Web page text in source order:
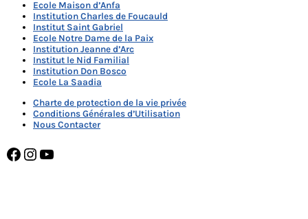
Ecole Maison d’Anfa
Institution Charles de Foucauld
Institut Saint Gabriel
Ecole Notre Dame de la Paix
Institution Jeanne d’Arc
Institut le Nid Familial
Institution Don Bosco
Ecole La Saadia
Charte de protection de la vie privée
Conditions Générales d’Utilisation
Nous Contacter
Facebook
Instagram
YouTube